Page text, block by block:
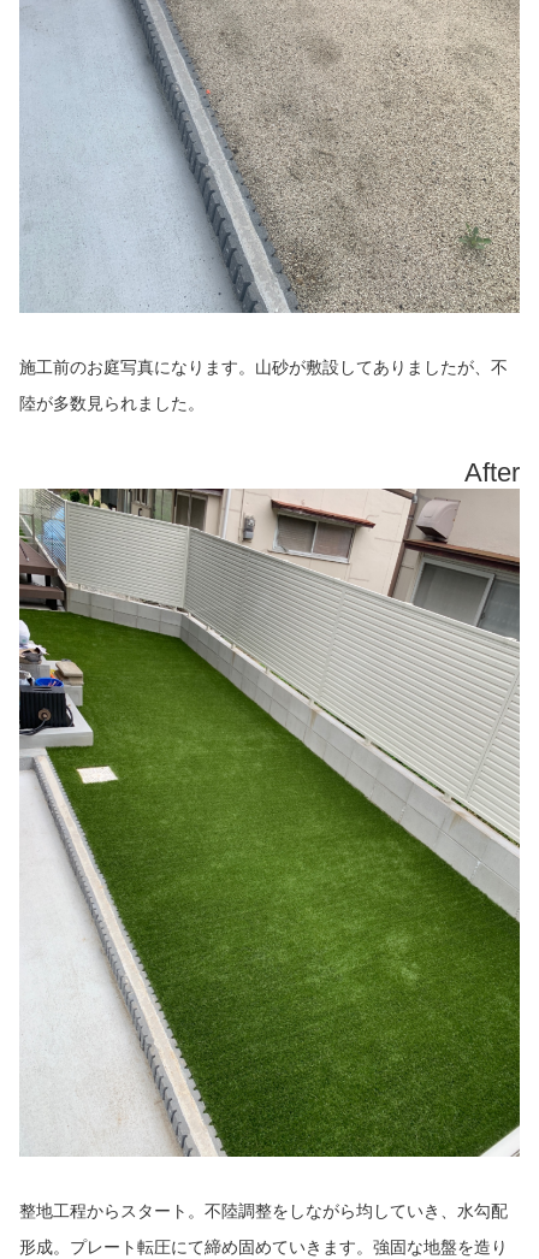
施工前のお庭写真になります。山砂が敷設してありましたが、不
陸が多数見られました。
After
整地工程からスタート。不陸調整をしながら均していき、水勾配
形成。プレート転圧にて締め固めていきます。強固な地盤を造り